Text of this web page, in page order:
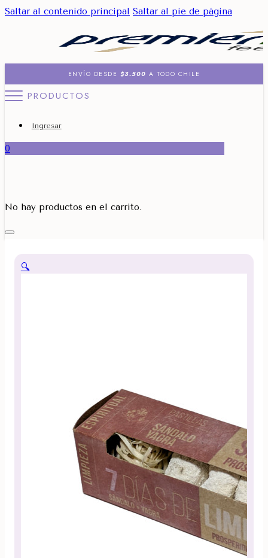
Saltar al contenido principal Saltar al pie de página
ENVÍO DESDE $3.500 A TODO CHILE
PRODUCTOS
Ingresar
0
No hay productos en el carrito.
🔍